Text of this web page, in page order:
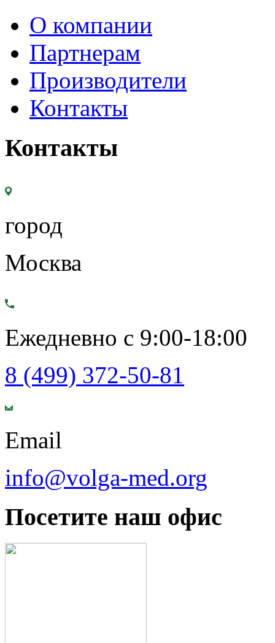
О компании
Партнерам
Производители
Контакты
Контакты
город
Москва
Ежедневно с 9:00-18:00
8 (499) 372-50-81
Email
info@volga-med.org
Посетите наш офис